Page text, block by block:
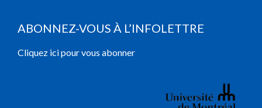
ABONNEZ-VOUS À L’INFOLETTRE
Cliquez ici pour vous abonner